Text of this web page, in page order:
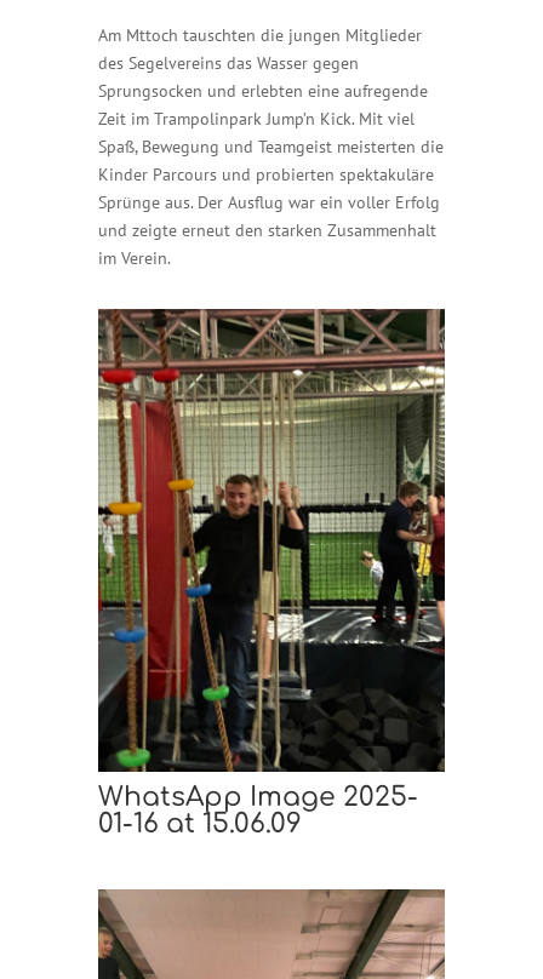
Am Mttoch tauschten die jungen Mitglieder
des Segelvereins das Wasser gegen
Sprungsocken und erlebten eine aufregende
Zeit im Trampolinpark Jump’n Kick. Mit viel
Spaß, Bewegung und Teamgeist meisterten die
Kinder Parcours und probierten spektakuläre
Sprünge aus. Der Ausflug war ein voller Erfolg
und zeigte erneut den starken Zusammenhalt
im Verein.
WhatsApp Image 2025-
01-16 at 15.06.09